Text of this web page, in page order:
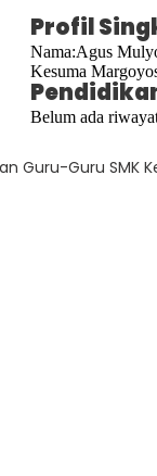
Profil
Nama:Agus
Kesuma
Belum ada
Guru-Guru SMK